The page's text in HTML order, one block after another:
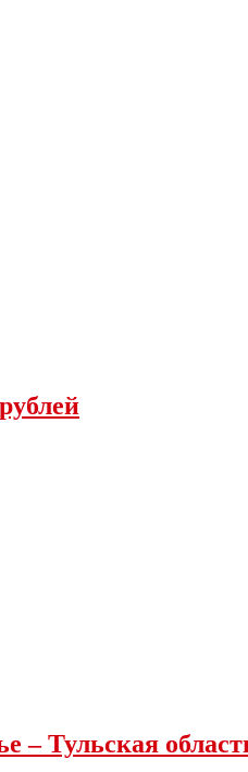
– Тульская